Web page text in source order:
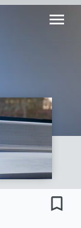
menu
bookmark_border